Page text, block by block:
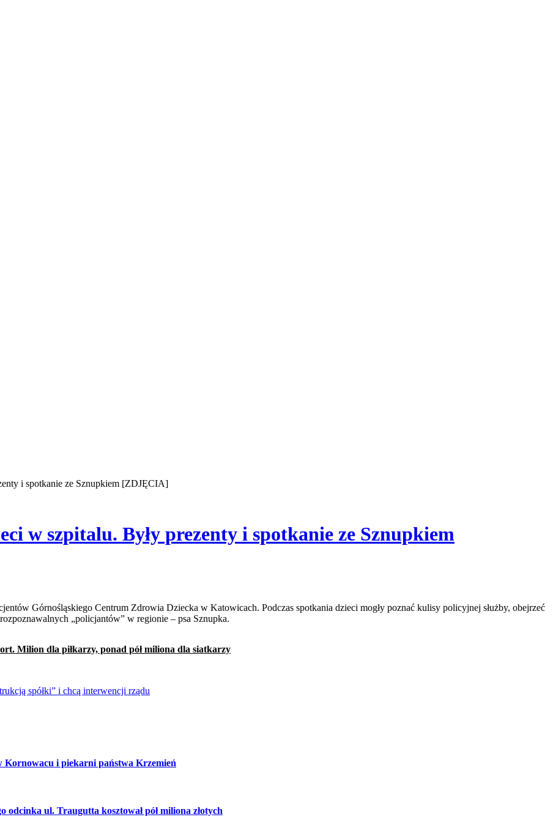
i spotkanie ze Sznupkiem [ZDJĘCIA]
w szpitalu. Były prezenty i spotkanie ze Sznupkiem
„policjantów” w regionie – psa Sznupka.
Milion dla piłkarzy, ponad pół miliona dla siatkarzy
spółki” i chcą interwencji rządu
Kornowacu i piekarni państwa Krzemień
ul. Traugutta kosztował pół miliona złotych